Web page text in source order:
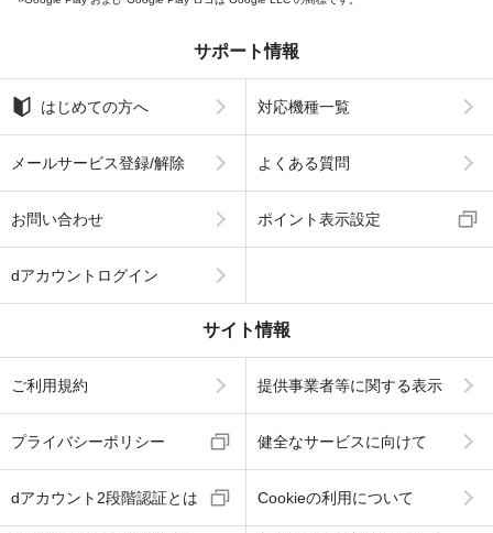
サポート情報
はじめての方へ 対応機種一覧
メールサービス登録/解除 よくある質問
お問い合わせ ポイント表示設定
dアカウントログイン
サイト情報
ご利用規約 提供事業者等に関する表示
プライバシーポリシー 健全なサービスに向けて
dアカウント2段階認証とは Cookieの利用について